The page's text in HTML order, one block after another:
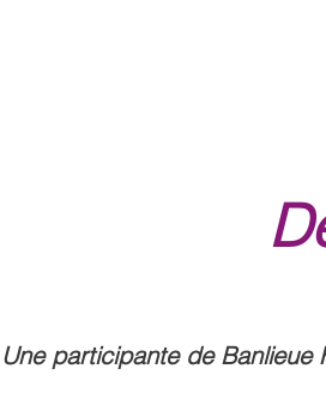
Une participante de Banlieue